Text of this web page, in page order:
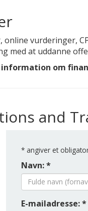
online vurderinger,
med at uddanne
information om
and
* angiver et
Navn: *
E-mailadresse: *